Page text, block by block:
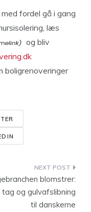
fordel gå i gang
læs
og bliv
boligrenoveringer
blomstrer:
tag og gulvafslibning
til danskerne